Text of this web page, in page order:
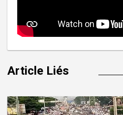
Article Liés